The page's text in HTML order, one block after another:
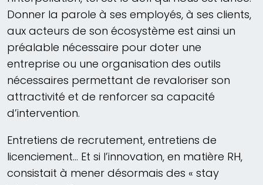
Donner la parole à ses employés, à ses clients,
aux acteurs de son écosystème est ainsi un
préalable nécessaire pour doter une
entreprise ou une organisation des outils
nécessaires permettant de revaloriser son
attractivité et de renforcer sa capacité
d’intervention.
Entretiens de recrutement, entretiens de
licenciement… Et si l’innovation, en matière RH,
consistait à mener désormais des « stay